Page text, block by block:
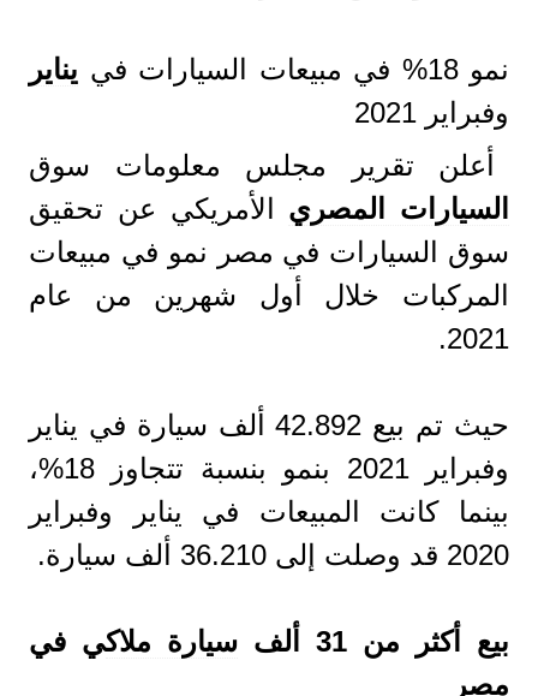
نمو 18% في مبيعات السيارات في
يناير
وفبراير 2021
أعلن تقرير مجلس معلومات سوق
السيارات المصري الأمريكي عن تحقيق
سوق السيارات في مصر نمو في مبيعات
المركبات خلال أول شهرين من عام
2021.
حيث تم بيع 42.892 ألف سيارة في يناير
وفبراير 2021 بنمو بنسبة تتجاوز 18%،
بينما كانت المبيعات في يناير وفبراير
2020 قد وصلت إلى 36.210 ألف سيارة.
بيع أكثر من 31 ألف سيارة ملاكي في
مصر